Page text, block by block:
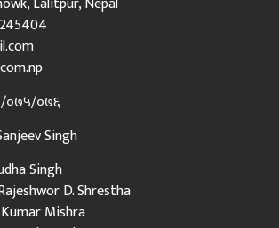
०७५/०७६
Singh
Singh
D. Shrestha
Mishra